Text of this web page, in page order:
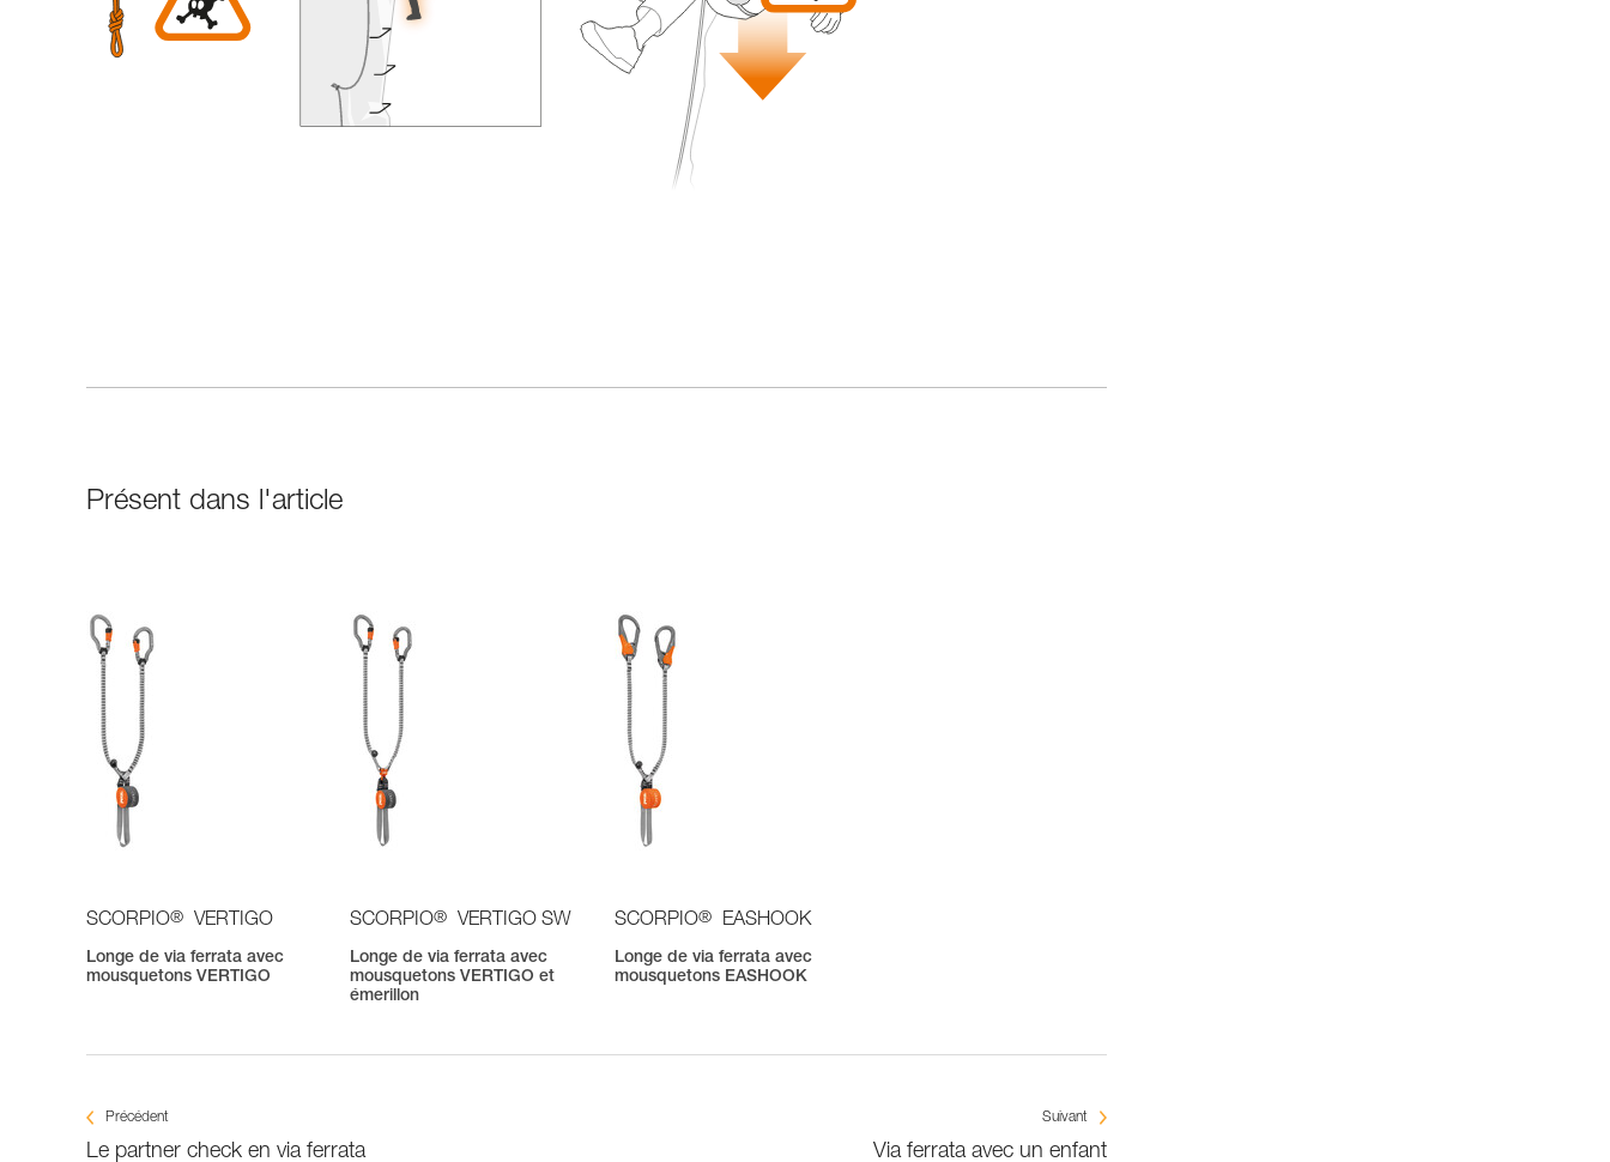
Présent dans l'article
SCORPIO® VERTIGO
Longe de via ferrata avec
mousquetons VERTIGO
SCORPIO® VERTIGO SW
Longe de via ferrata avec
mousquetons VERTIGO et
émerillon
SCORPIO® EASHOOK
Longe de via ferrata avec
mousquetons EASHOOK
Précédent
Le partner check en via ferrata
Suivant
Via ferrata avec un enfant